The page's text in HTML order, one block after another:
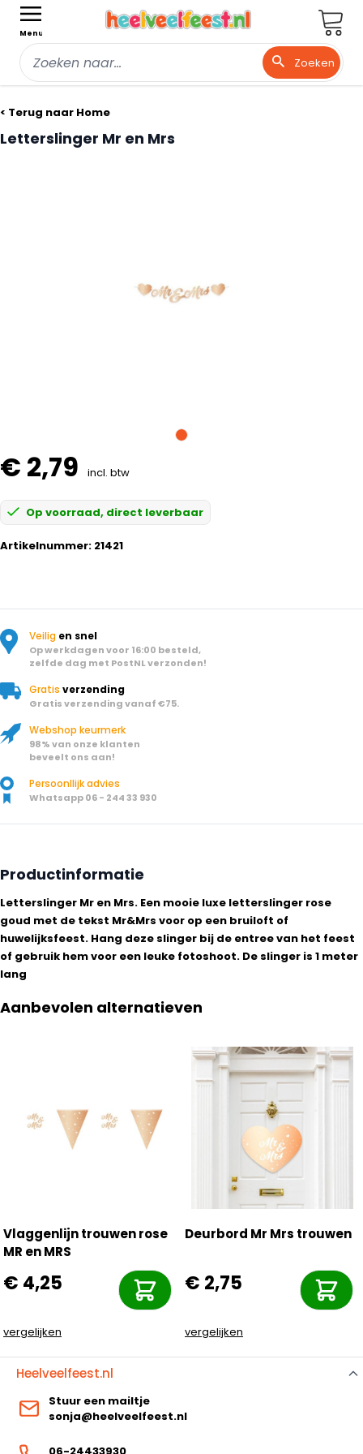
Menu
Zoeken
< Terug naar Home
Letterslinger Mr en Mrs
€ 2,79 incl. btw
Op voorraad, direct leverbaar
Artikelnummer: 21421
Veilig en snel
Op werkdagen voor 16:00 besteld,
zelfde dag met PostNL verzonden!
Gratis verzending
Gratis verzending vanaf €75.
Webshop keurmerk
98% van onze klanten
beveelt ons aan!
Persoonllijk advies
Whatsapp 06 - 244 33 930
Productinformatie
Letterslinger Mr en Mrs. Een mooie luxe letterslinger rose
goud met de tekst Mr&Mrs voor op een bruiloft of
huwelijksfeest. Hang deze slinger bij de entree van het feest
of gebruik hem voor een leuke fotoshoot. De slinger is 1 meter
lang
Aanbevolen alternatieven
Vlaggenlijn trouwen rose
MR en MRS
€ 4,25
vergelijken
Deurbord Mr Mrs trouwen
€ 2,75
vergelijken
Heelveelfeest.nl
Stuur een mailtje
sonja@heelveelfeest.nl